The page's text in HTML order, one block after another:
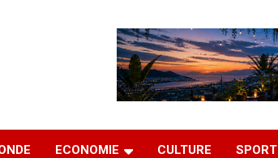
ECONOMIE CULTURE SPORT